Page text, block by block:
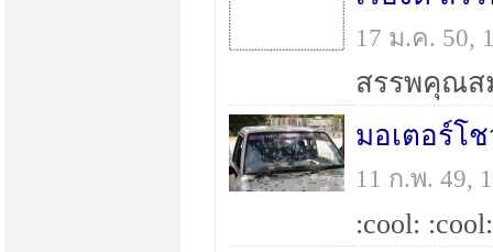
17 ม.ค. 50,
มอเตอร์โ
11 ก.พ. 49,